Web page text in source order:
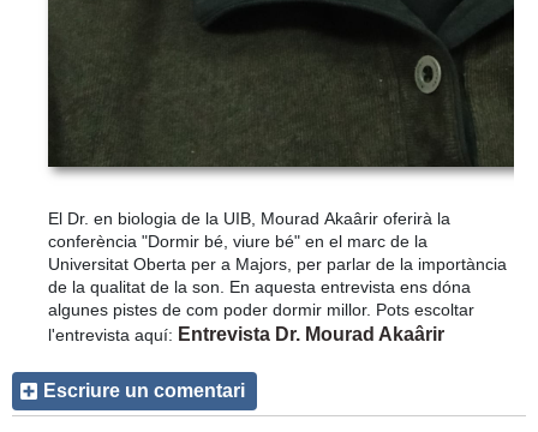
El Dr. en biologia de la UIB, Mourad Akaârir oferirà la
conferència "Dormir bé, viure bé" en el marc de la
Universitat Oberta per a Majors, per parlar de la importància
de la qualitat de la son. En aquesta entrevista ens dóna
algunes pistes de com poder dormir millor. Pots escoltar
l'entrevista aquí: Entrevista Dr. Mourad Akaârir
Escriure un comentari